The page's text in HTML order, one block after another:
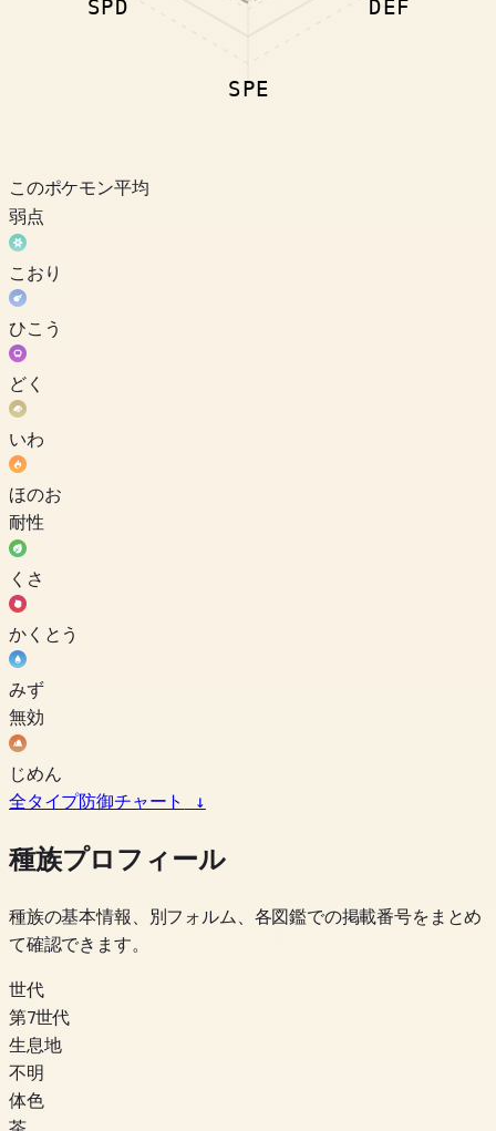
DEF
SPE
SPD
このポケモン平均
弱点
こおり
ひこう
どく
いわ
ほのお
耐性
くさ
かくとう
みず
無効
じめん
全タイプ防御チャート
↓
種族プロフィール
種族の基本情報、別フォルム、各図鑑での掲載番号をまとめ
て確認できます。
世代
第7世代
生息地
不明
体色
茶